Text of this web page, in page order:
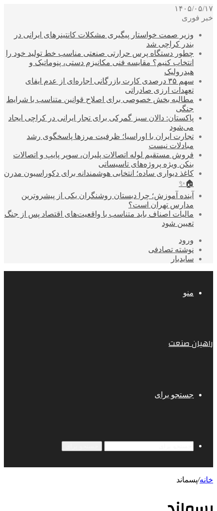
۱۴۰۵/۰۵/۱۷
خبر فوری
وزیر صمت خواستار پیگیری مشکلات کانتینرهای ایرانی در
بندر کراچی شد
چطور دستگاه پرس حرارتی صنعتی مناسب خط تولید خود را
انتخاب کنیم؟ مقایسه فنی مکانیزم دستی، پنوماتیک و
هیدرولیک
سهم ۳۵ درصدی کارت بازرگانی اجاره‌ای از عدم ایفای
تعهدات ارزی صادراتی
مطالبه بخش خصوصی برای اصلاح قوانین متناسب با شرایط
جنگی
پاکستان: دالان سبز گمرکی برای تجار ایرانی در کراچی ایجاد
می‌شود
تجارت ایران با اوراسیا؛ ظرفیت مرزها پاسخگوی رشد
مبادلات نیست
فروش مستقیم لوله اتصالات پلیران، سوپر پایپ و اتصالات
بنکن ویژه پروژه‌های تاسیساتی
کاغذ دیواری ساده؛ انتخابی هوشمندانه برای دکوراسیون مدرن
🏠✨
آینده آموزش؛ چرا دبستان روشنگران یکی از پیشروترین
مدارس تهران است؟
مالیات اصناف باید متناسب با واقعیت‌های اقتصاد پس از جنگ
تعیین شود
ورود
نوشته تصادفی
سایدبار
منو
راهیان صنعت
جستجو برای
خانه/پسماند